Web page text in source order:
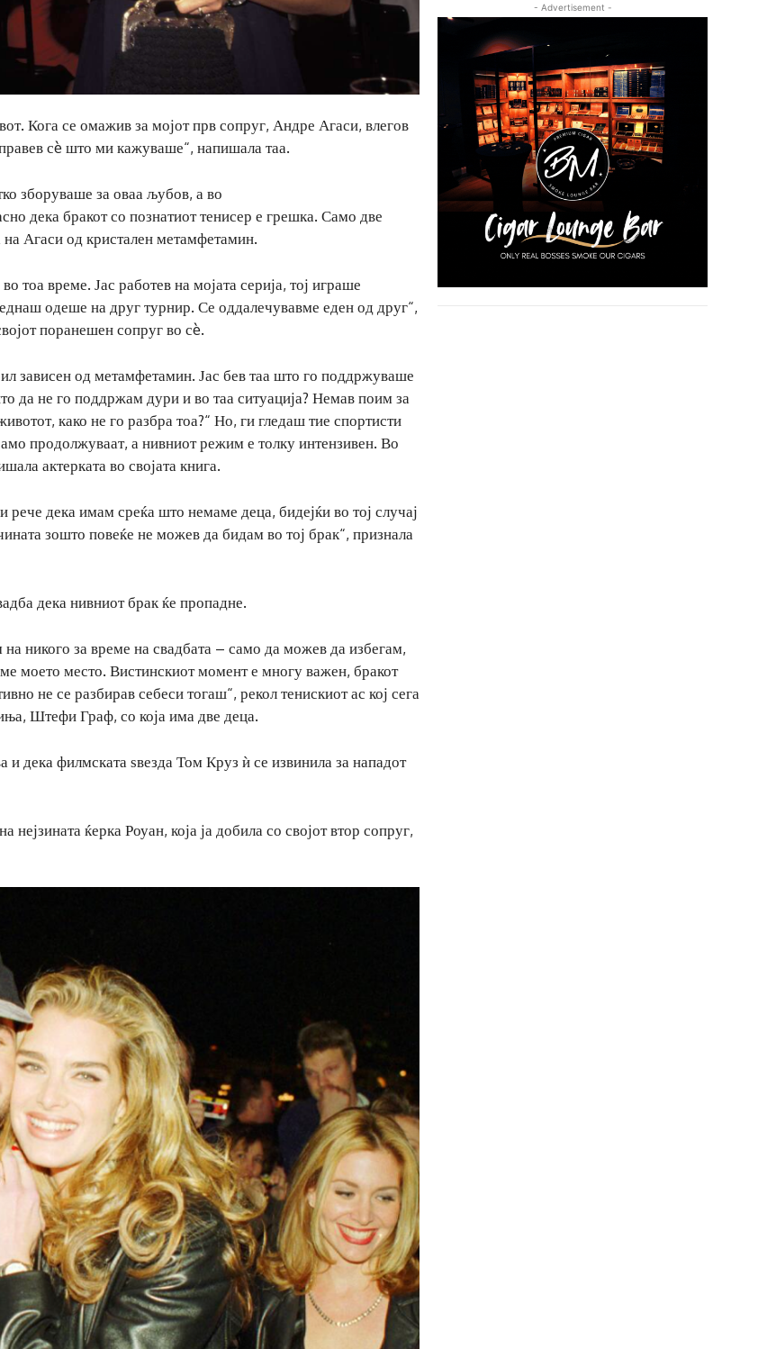
Кога се омажив за мојот прв сопруг, Андре Агаси, влегов
сè што ми кажуваше“, напишала таа.
зборуваше за оваа љубов, а во
дека бракот со познатиот тенисер е грешка. Само две
Агаси од кристален метамфетамин.
тоа време. Јас работев на мојата серија, тој играше
одеше на друг турнир. Се оддалечувавме еден од друг“,
поранешен сопруг во сè.
зависен од метамфетамин. Јас бев таа што го поддржуваше
да не го поддржам дури и во таа ситуација? Немав поим за
како не го разбра тоа?“ Но, ги гледаш тие спортисти
продолжуваат, а нивниот режим е толку интензивен. Во
актерката во својата книга.
дека имам среќа што немаме деца, бидејќи во тој случај
зошто повеќе не можев да бидам во тој брак“, признала
дека нивниот брак ќе пропадне.
никого за време на свадбата – само да можев да избегам,
моето место. Вистинскиот момент е многу важен, бракот
не се разбирав себеси тогаш“, рекол тенискиот ас кој сега
Штефи Граф, со која има две деца.
и дека филмската ѕвезда Том Круз ѝ се извинила за нападот
ќерка Роуан, која ја добила со својот втор сопруг,
- Advertisement -